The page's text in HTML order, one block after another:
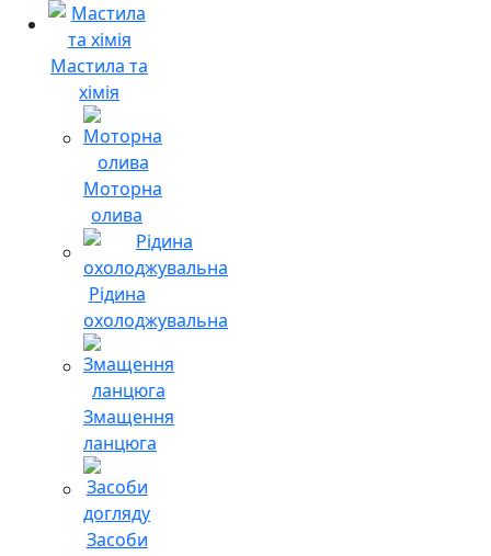
Мастила та
хімія
Моторна
олива
Рідина
охолоджувальна
Змащення
ланцюга
Засоби